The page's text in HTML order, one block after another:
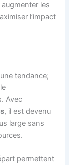
les
l’impact
tendance;
Avec
, il est devenu
large sans
permettent